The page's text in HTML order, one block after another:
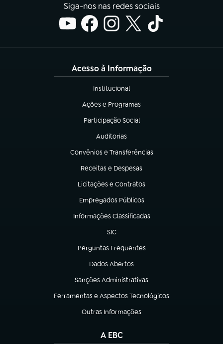
Siga-nos nas redes sociais
Acesso à Informação
Institucional
(abre em nova aba)
Ações e Programas
(abre em nova aba)
Participação Social
(abre em nova aba)
Auditorias
(abre em nova aba)
Convênios e Transferências
(abre em nova aba)
Receitas e Despesas
(abre em nova aba)
Licitações e Contratos
(abre em nova aba)
Empregados Públicos
(abre em nova aba)
Informações Classificadas
(abre em nova aba)
SIC
(abre em nova aba)
Perguntas Frequentes
(abre em nova aba)
Dados Abertos
(abre em nova aba)
Sanções Administrativas
(abre em nova aba)
Ferramentas e Aspectos Tecnológicos
(abre em nova aba)
Outras Informações
(abre em nova aba)
A EBC